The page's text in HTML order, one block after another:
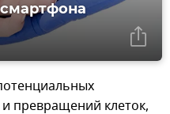
превращений клеток,